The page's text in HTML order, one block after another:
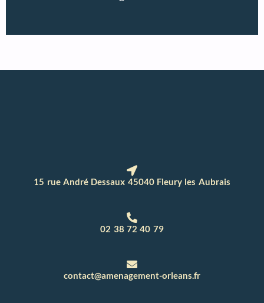
15 rue André Dessaux 45040 Fleury les Aubrais
02 38 72 40 79
contact@amenagement-orleans.fr